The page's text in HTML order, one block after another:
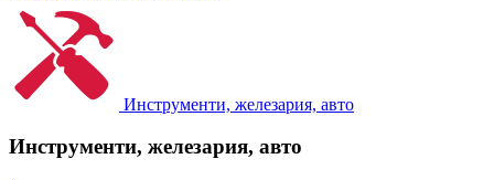
Инструменти, железария, авто
Инструменти, железария, авто